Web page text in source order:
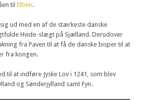
til Elben.
ud med en af de stærkeste danske
Hvide-slægt på Sjælland. Derudover
fra Paven til at få de danske bisper til at
fra kongen.
til at indføre Jyske Lov i 1241, som blev
og Sønderjylland samt Fyn.